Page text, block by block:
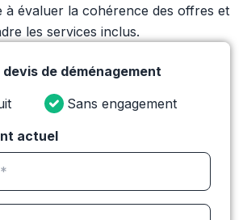
à évaluer la cohérence des offres et
les services inclus.
de déménagement
Sans engagement
actuel